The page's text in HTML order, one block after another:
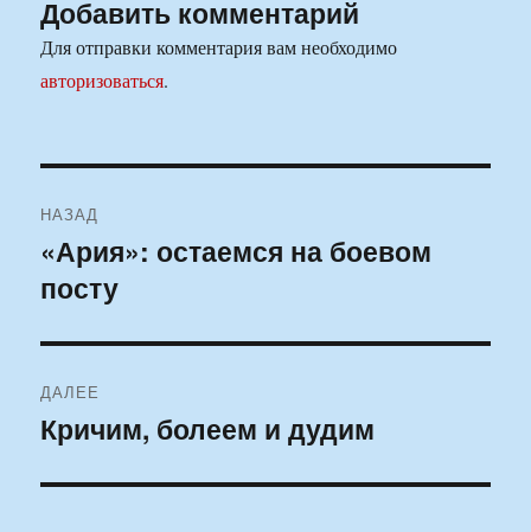
Добавить комментарий
Для отправки комментария вам необходимо
авторизоваться.
по
записям
НАЗАД
Предыдущая
запись:
«Ария»: остаемся на боевом
посту
ДАЛЕЕ
Следующая
Кричим, болеем и дудим